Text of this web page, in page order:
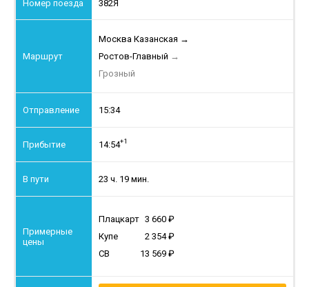
382Я
Москва Казанская →
Ростов-Главный →
Грозный
15:34
14:54+1
23 ч. 19 мин.
Плацкарт 3 660
Купе
2 354
СВ
13 569